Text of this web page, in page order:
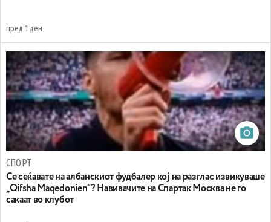
пред 1 ден
СПОРТ
Се сеќавате на албанскиот фудбалер кој на разглас извикуваше
„Qifsha Maqedonien“? Навивачите на Спартак Москва не го
сакаат во клубот